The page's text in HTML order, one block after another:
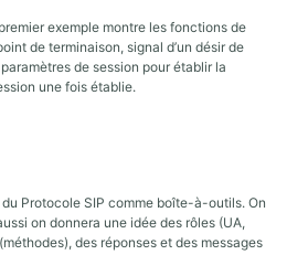
exemple montre les fonctions de
de terminaison, signal d’un désir de
de session pour établir la
une fois établie.
Protocole SIP comme boîte-à-outils. On
on donnera une idée des rôles (UA,
des réponses et des messages